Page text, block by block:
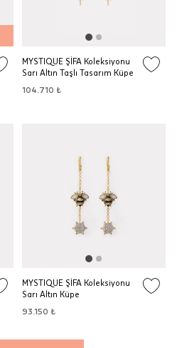
MYSTIQUE ŞİFA Koleksiyonu
Sarı Altın Taşlı Tasarım Küpe
104.710 ₺
MYSTIQUE ŞİFA Koleksiyonu
Sarı Altın Küpe
93.150 ₺